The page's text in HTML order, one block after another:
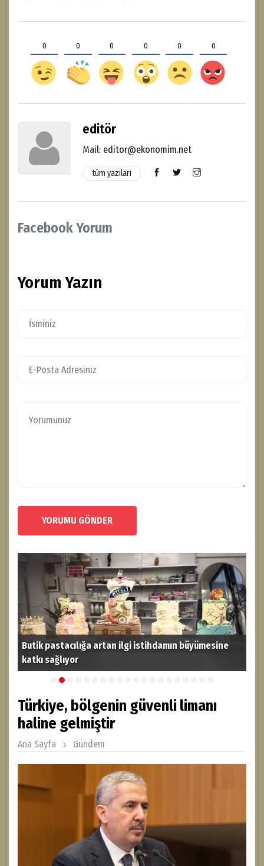
0 0 0 0 0 0
editör
Mail: editor@ekonomim.net
tüm yazıları
Facebook Yorum
Yorum Yazın
YORUMU GÖNDER
Butik pastacılığa artan ilgi istihdamın büyümesine
katkı sağlıyor
Türkiye, bölgenin güvenli limanı
haline gelmiştir
Ana Sayfa Gündem